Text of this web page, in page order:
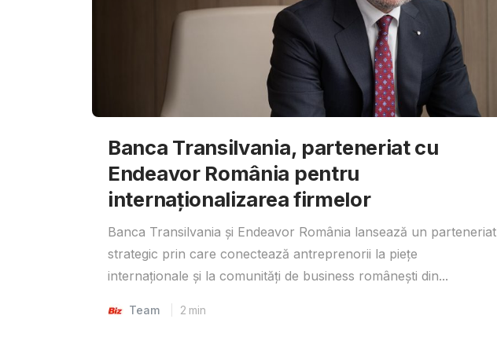
Banca Transilvania, parteneriat cu
Endeavor România pentru
internaționalizarea firmelor
Banca Transilvania și Endeavor România lansează un parteneriat
strategic prin care conectează antreprenorii la piețe
internaționale și la comunități de business românești din...
Team 2 min